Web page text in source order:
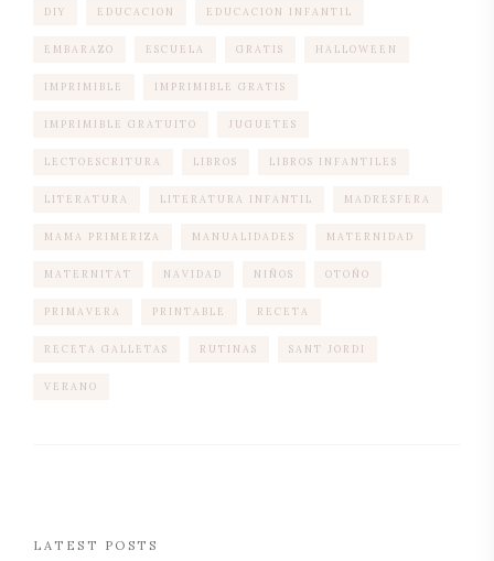
DIY EDUCACION EDUCACION INFANTIL
EMBARAZO ESCUELA GRATIS HALLOWEEN
IMPRIMIBLE IMPRIMIBLE GRATIS
IMPRIMIBLE GRATUITO JUGUETES
LECTOESCRITURA LIBROS LIBROS INFANTILES
LITERATURA LITERATURA INFANTIL MADRESFERA
MAMA PRIMERIZA MANUALIDADES MATERNIDAD
MATERNITAT NAVIDAD NIÑOS OTOÑO
PRIMAVERA PRINTABLE RECETA
RECETA GALLETAS RUTINAS SANT JORDI
VERANO
LATEST POSTS